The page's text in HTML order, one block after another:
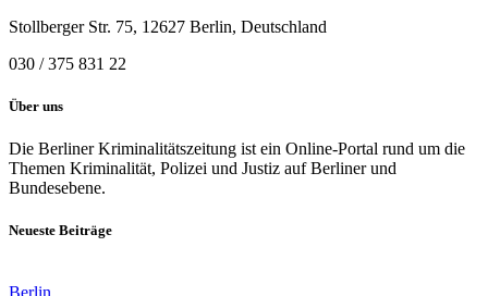
Stollberger Str. 75, 12627 Berlin, Deutschland
030 / 375 831 22
Über uns
Die Berliner Kriminalitätszeitung ist ein Online-Portal rund um die
Themen Kriminalität, Polizei und Justiz auf Berliner und
Bundesebene.
Neueste Beiträge